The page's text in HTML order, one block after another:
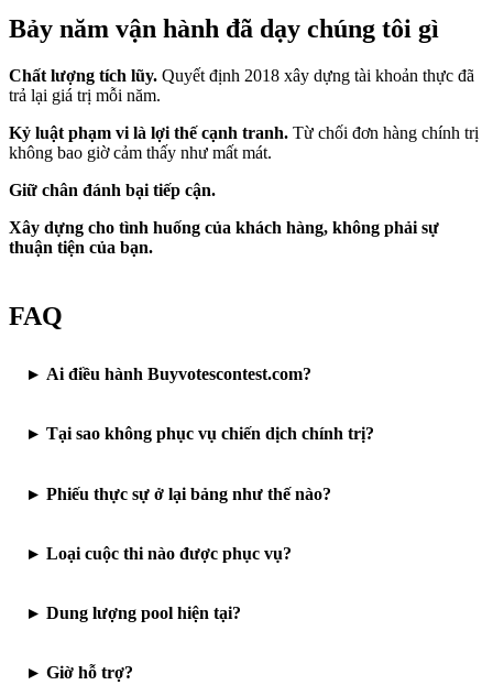
Bảy năm vận hành đã dạy chúng tôi gì
Chất lượng tích lũy. Quyết định 2018 xây dựng tài khoản thực đã
trả lại giá trị mỗi năm.
Kỷ luật phạm vi là lợi thế cạnh tranh. Từ chối đơn hàng chính trị
không bao giờ cảm thấy như mất mát.
Giữ chân đánh bại tiếp cận.
Xây dựng cho tình huống của khách hàng, không phải sự
thuận tiện của bạn.
FAQ
Ai điều hành Buyvotescontest.com?
Tại sao không phục vụ chiến dịch chính trị?
Phiếu thực sự ở lại bảng như thế nào?
Loại cuộc thi nào được phục vụ?
Dung lượng pool hiện tại?
Giờ hỗ trợ?